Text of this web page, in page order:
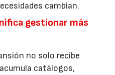
cambian.
gestionar más
no solo recibe
catálogos,